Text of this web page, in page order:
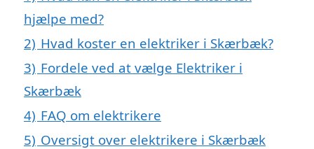
hjælpe med?
2) Hvad koster en elektriker i Skærbæk?
3) Fordele ved at vælge Elektriker i
Skærbæk
4) FAQ om elektrikere
5) Oversigt over elektrikere i Skærbæk